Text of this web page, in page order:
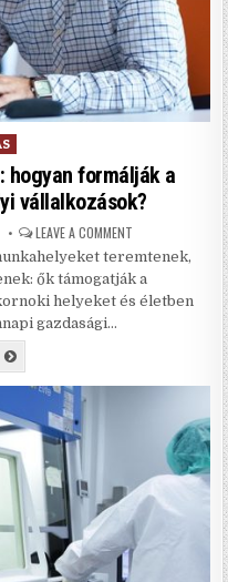
hogyan formálják a
vállalkozások?
LEAVE A COMMENT ON A HELYI
teremtenek,
ők támogatják a
helyeket és életben
gazdasági…
HELYI KÖZÖSSÉGEK EREJE: